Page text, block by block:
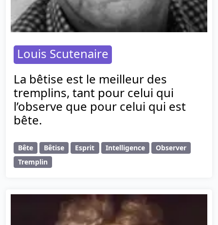
Louis Scutenaire
La bêtise est le meilleur des
tremplins, tant pour celui qui
l’observe que pour celui qui est
bête.
Bête Bêtise Esprit Intelligence
Observer
Tremplin